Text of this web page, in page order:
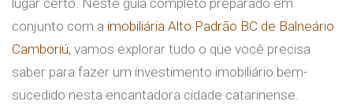
lugar certo. Neste guia completo preparado em
conjunto com a imobiliária Alto Padrão BC de Balneário
Camboriú, vamos explorar tudo o que você precisa
saber para fazer um investimento imobiliário bem-
sucedido nesta encantadora cidade catarinense.